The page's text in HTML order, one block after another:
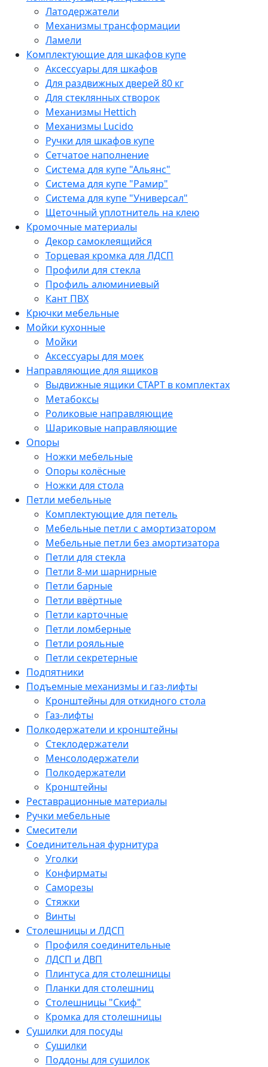
Латодержатели
Механизмы трансформации
Ламели
Комплектующие для шкафов купе
Аксессуары для шкафов
Для раздвижных дверей 80 кг
Для стеклянных створок
Механизмы Hettich
Механизмы Lucido
Ручки для шкафов купе
Сетчатое наполнение
Система для купе "Альянс"
Система для купе "Рамир"
Система для купе "Универсал"
Щеточный уплотнитель на клею
Кромочные материалы
Декор самоклеящийся
Торцевая кромка для ЛДСП
Профили для стекла
Профиль алюминиевый
Кант ПВХ
Крючки мебельные
Мойки кухонные
Мойки
Аксессуары для моек
Направляющие для ящиков
Выдвижные ящики СТАРТ в комплектах
Метабоксы
Роликовые направляющие
Шариковые направляющие
Опоры
Ножки мебельные
Опоры колёсные
Ножки для стола
Петли мебельные
Комплектующие для петель
Мебельные петли с амортизатором
Мебельные петли без амортизатора
Петли для стекла
Петли 8-ми шарнирные
Петли барные
Петли ввёртные
Петли карточные
Петли ломберные
Петли рояльные
Петли секретерные
Подпятники
Подъемные механизмы и газ-лифты
Кронштейны для откидного стола
Газ-лифты
Полкодержатели и кронштейны
Стеклодержатели
Менсолодержатели
Полкодержатели
Кронштейны
Реставрационные материалы
Ручки мебельные
Смесители
Соединительная фурнитура
Уголки
Конфирматы
Саморезы
Стяжки
Винты
Столешницы и ЛДСП
Профиля соединительные
ЛДСП и ДВП
Плинтуса для столешницы
Планки для столешниц
Столешницы "Скиф"
Кромка для столешницы
Сушилки для посуды
Сушилки
Поддоны для сушилок